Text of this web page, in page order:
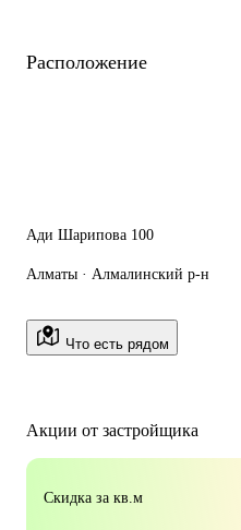
Расположение
Ади Шарипова 100
Алматы · Алмалинский р-н
Что есть рядом
Акции от застройщика
Скидка за кв.м